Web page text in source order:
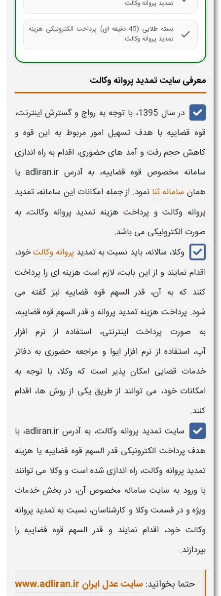
تمدید پروانه وکالت
check
بسته طلایی (45 دقیقه ای) پرداخت الکترونیکی هزینه
تمدید پروانه وکالت
معرفی سایت تمدید پروانه وکالت
در سال 1395، با توجه به رواج و گسترش اینترنت،
قوه قضاییه با هدف تسهیل امور مربوط به این قوه و
کاهش حجم رفت و آمد های حضوری، اقدام به راه اندازی
سامانه مخصوص قوه قضاییه
، به آدرس adliran.ir یا
همان سامانه ثنا نمود. از جمله امکانات این سامانه، تمدید
پروانه وکالت و پرداخت هزینه تمدید پروانه وکالت، به
صورت الکترونیکی می باشد.
وکلا، سالانه، باید نسبت به تمدید پروانه وکالتخود،
اقدام نمایند و از این بابت، لازم است هزینه ای را پرداخت
کنند که به آن، قدر السهم قوه قضاییه نیز گفته می
شود. پرداخت هزینه تمدید پروانه و قدر السهم قوه قضاییه،
به صورت پرداخت اینترنتی، استفاده از نرم افزار
آپ، استفاده از نرم افزار ایوا و مراجعه حضوری به دفاتر
خدمات قضایی امکان پذیر است که وکلا، با توجه به
امکانات خود، می توانند از طریق یکی از روش ها، اقدام
کنند.
سایت تمدید پروانه وکالت،
به آدرس adliran.ir، با
هدف پرداخت الکترونیکی قدر السهم قوه قضاییه یا هزینه
تمدید پروانه وکالت، راه اندازی شده است و وکلا می توانند
با ورود به سایت سامانه مخصوص آن، در بخش خدمات
ویژه و در قسمت وکلا و کارشناسان، نسبت به تمدید پروانه
وکالت خود، اقدام نمایند و قدر السهم قوه قضاییه را
بپردازند.
حتما بخوانید:سایت عدل ایران www.adliran.ir​